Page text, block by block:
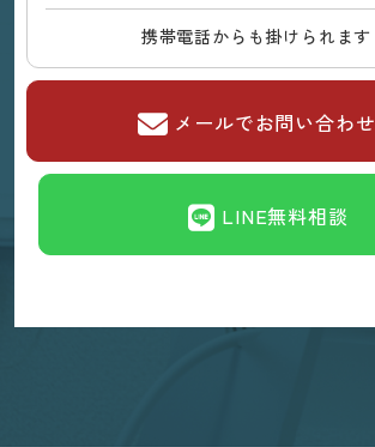
携帯電話からも掛けられます
メールでお問い合わせ
LINE無料相談